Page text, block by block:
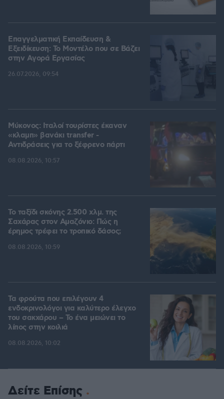
Επαγγελματική Εκπαίδευση &
Εξειδίκευση: Το Mοντέλο που σε Bάζει
στην Aγορά Eργασίας
26.07.2026, 09:54
Μύκονος: Ιταλοί τουρίστες έκαναν
«κλαμπ» βανάκι transfer -
Αντιδράσεις για το ξέφρενο πάρτι
08.08.2026, 10:57
Το ταξίδι σκόνης 2.500 χλμ. της
Σαχάρας στον Αμαζόνιο: Πώς η
έρημος τρέφει το τροπικό δάσος;
08.08.2026, 10:59
Τα φρούτα που επιλέγουν 4
ενδοκρινολόγοι για καλύτερο έλεγχο
του σακχάρου – Το ένα μειώνει το
λίπος στην κοιλιά
08.08.2026, 10:02
Δείτε Επίσης